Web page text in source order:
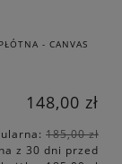
- CANVAS
148,00 zł
185,00 zł
z 30 dni przed